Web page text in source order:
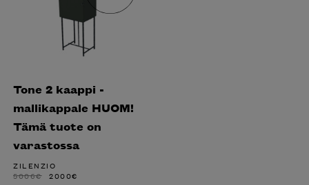
Tone 2 kaappi -
mallikappale HUOM!
Tämä tuote on
varastossa
ZILENZIO
5006€ ALKUPERÄINEN
2000€